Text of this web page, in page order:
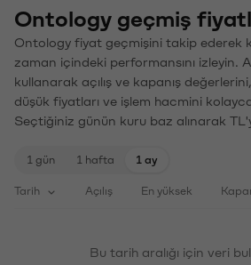
Ontology geçmiş
Ontology fiyat geçmişini takip ederek
zaman içindeki performansını izleyin.
kullanarak açılış ve kapanış
düşük fiyatları ve işlem hacmini
Seçtiğiniz günün kuru baz alınarak
1 gün 1 hafta 1 ay
Tarih Açılış En yüksek
Bu tarih aralığı için veri